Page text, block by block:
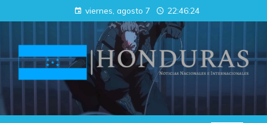
viernes, agosto 7 22:46:24